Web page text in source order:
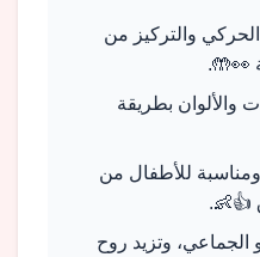
والتركيز من
👀🤲.
والألوان بطريقة
للأطفال من
الجماعي، وتزيد روح